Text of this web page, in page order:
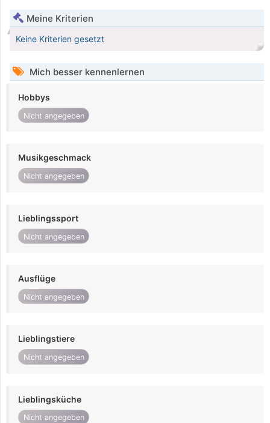
Meine Kriterien
Keine Kriterien gesetzt
Mich besser kennenlernen
Hobbys
Nicht angegeben
Musikgeschmack
Nicht angegeben
Lieblingssport
Nicht angegeben
Ausflüge
Nicht angegeben
Lieblingstiere
Nicht angegeben
Lieblingsküche
Nicht angegeben